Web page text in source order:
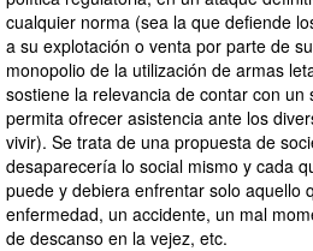
cualquier norma (sea la que defiende
a su explotación o venta por parte de
monopolio de la utilización de armas
sostiene la relevancia de contar con un
permita ofrecer asistencia ante los
vivir). Se trata de una propuesta de
desaparecería lo social mismo y cada
puede y debiera enfrentar solo aquello
enfermedad, un accidente, un mal
de descanso en la vejez, etc.